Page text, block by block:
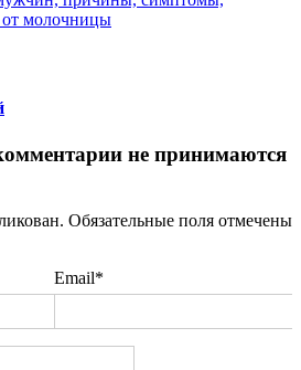
от молочницы
не принимаются
Обязательные поля отмечены
Email*